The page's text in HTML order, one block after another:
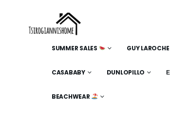
SUMMER SALES GUY LAROCHE
CASABABY DUNLOPILLO
BEACHWEAR